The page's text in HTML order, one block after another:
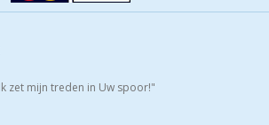
zet mijn treden in Uw spoor!"